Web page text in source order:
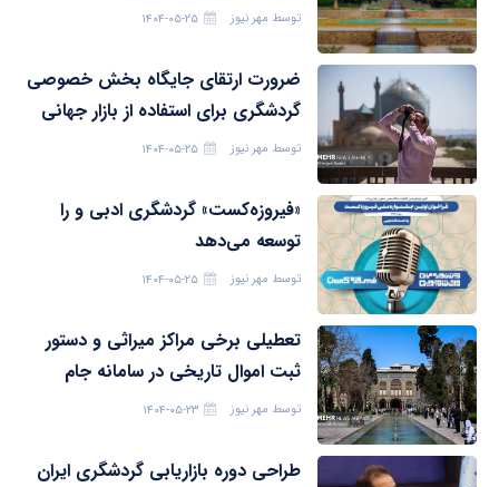
توسط مهر نیوز ۱۴۰۴-۰۵-۲۵
ضرورت ارتقای جایگاه بخش خصوصی
گردشگری برای استفاده از بازار جهانی
توسط مهر نیوز ۱۴۰۴-۰۵-۲۵
«فیروزه‌کست» گردشگری ادبی و را
توسعه می‌دهد
توسط مهر نیوز ۱۴۰۴-۰۵-۲۵
تعطیلی برخی مراکز میراثی و دستور
ثبت اموال تاریخی در سامانه جام
توسط مهر نیوز ۱۴۰۴-۰۵-۲۳
طراحی دوره بازاریابی گردشگری ایران